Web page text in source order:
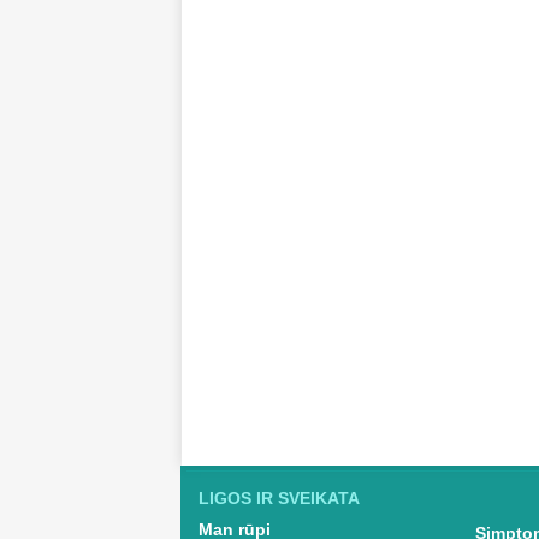
LIGOS IR SVEIKATA
Man rūpi